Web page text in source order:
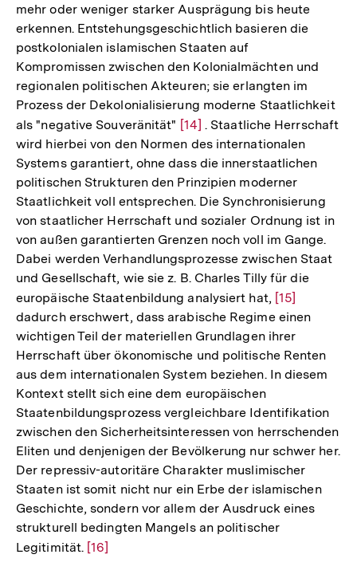
mehr oder weniger starker Ausprägung bis heute
erkennen. Entstehungsgeschichtlich basieren die
postkolonialen islamischen Staaten auf
Kompromissen zwischen den Kolonialmächten und
regionalen politischen Akteuren; sie erlangten im
Prozess der Dekolonialisierung moderne Staatlichkeit
als "negative Souveränität" Zur
Auflösung
der
Fußnote
[14] . Staatliche Herrschaft
wird hierbei von den Normen des internationalen
Systems garantiert, ohne dass die innerstaatlichen
politischen Strukturen den Prinzipien moderner
Staatlichkeit voll entsprechen. Die Synchronisierung
von staatlicher Herrschaft und sozialer Ordnung ist in
von außen garantierten Grenzen noch voll im Gange.
Dabei werden Verhandlungsprozesse zwischen Staat
und Gesellschaft, wie sie z. B. Charles Tilly für die
europäische Staatenbildung analysiert hat, Zur
Auflösung
der
Fußnote
[15]
dadurch erschwert, dass arabische Regime einen
wichtigen Teil der materiellen Grundlagen ihrer
Herrschaft über ökonomische und politische Renten
aus dem internationalen System beziehen. In diesem
Kontext stellt sich eine dem europäischen
Staatenbildungsprozess vergleichbare Identifikation
zwischen den Sicherheitsinteressen von herrschenden
Eliten und denjenigen der Bevölkerung nur schwer her.
Der repressiv-autoritäre Charakter muslimischer
Staaten ist somit nicht nur ein Erbe der islamischen
Geschichte, sondern vor allem der Ausdruck eines
strukturell bedingten Mangels an politischer
Legitimität. Zur
[16]